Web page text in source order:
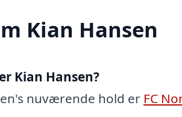
Kian Hansen
Kian Hansen?
nuværende hold er FC